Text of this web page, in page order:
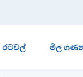
රටවල් මිල